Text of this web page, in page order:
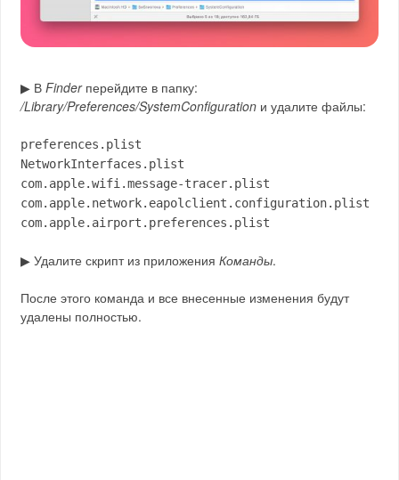
▶ ВFinderперейдите в папку:
/Library/Preferences/SystemConfiguration и удалите файлы:
preferences.plist
NetworkInterfaces.plist
com.apple.wifi.message-tracer.plist
com.apple.network.eapolclient.configuration.plist
com.apple.airport.preferences.plist
▶ Удалите скрипт из приложенияКоманды.
После этого команда и все внесенные изменения будут
удалены полностью.